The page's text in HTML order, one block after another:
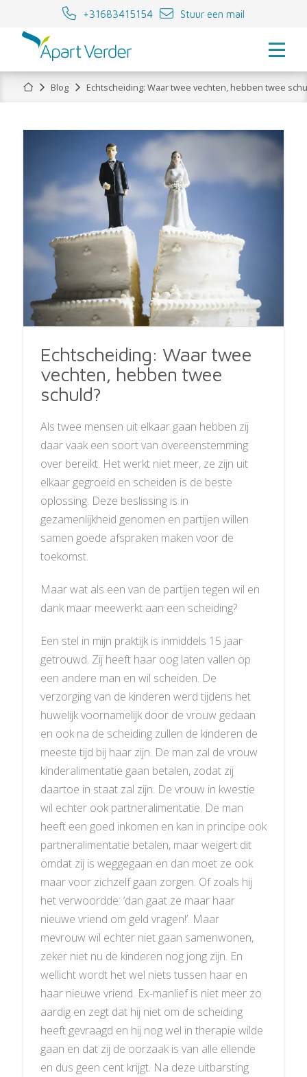
+31683415154 Stuur een mail
HomeBlog Echtscheiding: Waar twee vechten, hebben twee
Echtscheiding: Waar twee
vechten, hebben twee
schuld?
Als twee mensen uit elkaar gaan hebben zij
daar vaak een soort van overeenstemming
over bereikt. Het werkt niet meer, ze zijn uit
elkaar gegroeid en scheiden is de beste
oplossing. Deze beslissing is in
gezamenlijkheid genomen en partijen willen
samen goede afspraken maken voor de
toekomst.
Maar wat als een van de partijen tegen wil en
dank maar meewerkt aan een scheiding?
Een stel in mijn praktijk is inmiddels 15 jaar
getrouwd. Zij heeft haar oog laten vallen op
een andere man en wil scheiden. De
verzorging van de kinderen werd tijdens het
huwelijk voornamelijk door de vrouw gedaan
en ook na de scheiding zullen de kinderen de
meeste tijd bij haar zijn. De man zal de vrouw
kinderalimentatie gaan betalen, zodat zij
daartoe in staat zal zijn. De vrouw in kwestie
wil echter ook partneralimentatie. De man
heeft een goed inkomen en kan in principe ook
partneralimentatie betalen, maar weigert dit
omdat zij is weggegaan en dan moet ze ook
maar voor zichzelf gaan zorgen. Of zoals hij
het verwoordde: ‘dan gaat ze maar haar
nieuwe vriend om geld vragen!’. Maar
mevrouw wil echter niet gaan samenwonen,
zeker niet nu de kinderen nog jong zijn. En
wellicht wordt het wel niets tussen haar en
haar nieuwe vriend. Ex-manlief is niet meer zo
aardig en zegt dat hij niet om de scheiding
heeft gevraagd en hij nog wel in therapie wilde
gaan en dat zij de oorzaak is van alle ellende
en dus geen cent krijgt. Na deze uitbarsting